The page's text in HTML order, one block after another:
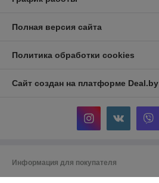
Полная версия сайта
Политика обработки cookies
Сайт создан на платформе Deal.by
Информация для покупателя